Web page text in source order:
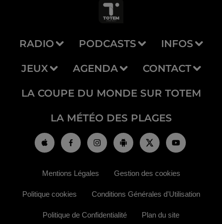
RADIO PODCASTS INFOS
JEUX AGENDA CONTACT
LA COUPE DU MONDE SUR TOTEM
LA MÉTÉO DES PLAGES
Mentions Légales Gestion des cookies
Politique cookies Conditions Générales d'Utilisation
Politique de Confidentialité Plan du site